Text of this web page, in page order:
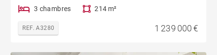
3 chambres 214 m²
REF. A3280 1 239 000 €